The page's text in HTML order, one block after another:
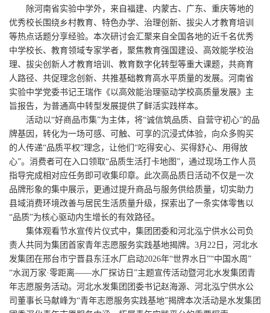
除河南省实验中学外，来自福建、内蒙古、广东、重庆等地的
优秀校长围绕乡村教育、特色办学、治理创新、拔尖人才教育培训
等热点话题分享经验。本次研讨会汇聚来自全国各地的近千名优秀
中学校长、教育领域专家学者，聚焦教育强国建设、高效能学校治
理、拔尖创新人才教育培训、教育数字化转型等重大课题，共商育
人路径、共促理念创新、共推基础教育高水平质量的发展。河南省
实验中学党委书记王瑞作《以高效能治理驱动学校高质量发展》主
旨报告，为普通高中转型发展提供了鲜活实践样本。
活动以“好商品市集”为主体，将“诚信筑品质、自营守初心”的品
牌基因，转化为一场可感、可触、可享的沉浸式体验，向众多购买
的人传递“品质平权”理念，让他们“吃得安心、买得舒心、用得放
心”。消费者可在入口领取“品质生活打卡地图”，通过现场工作人员
指导完成相对应任务即可收集印章。此次高品质日活动不仅是一次
品牌形象的集中展示，更通过提升商品与服务供给质量，切实助力
县域消费环境改善与居民生活质量升级，探索出了一条实体零售以
“品质”为核心驱动内生增长的有效路径。
集体观看节水宣传片仪式中，集团团委和河北泓宁供水公司负
责人共同为集团首家青年志愿服务实践基地揭牌。3月22日，河北水
发集团在邢台市宁晋县东汪水厂启动2026年“世界水日”“中国水周”
“水润万家·零距离——水厂探访日”主题宣传活动暨河北水发集团青
年志愿服务活动。河北水发集团团委书记赵海源、河北泓宁供水公
司董事长马献峰为“青年志愿服务实践基地”揭牌本次活动是水发集团